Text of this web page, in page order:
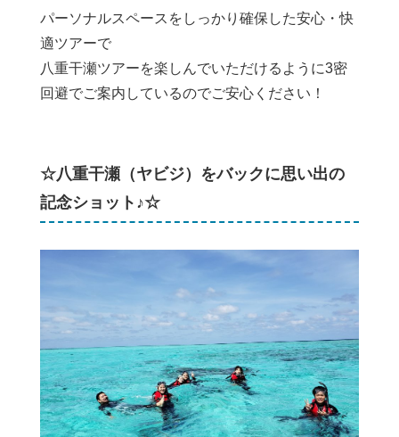
パーソナルスペースをしっかり確保した安心・快
適ツアーで
八重干瀬ツアーを楽しんでいただけるように3密
回避でご案内しているのでご安心ください！
☆八重干瀬（ヤビジ）をバックに思い出の
記念ショット♪☆